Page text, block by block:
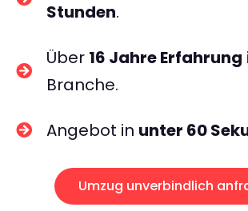
Stunden.
Über 16 Jahre Erfahrung
Branche.
Angebot in unter 60
Umzug unverbindlich